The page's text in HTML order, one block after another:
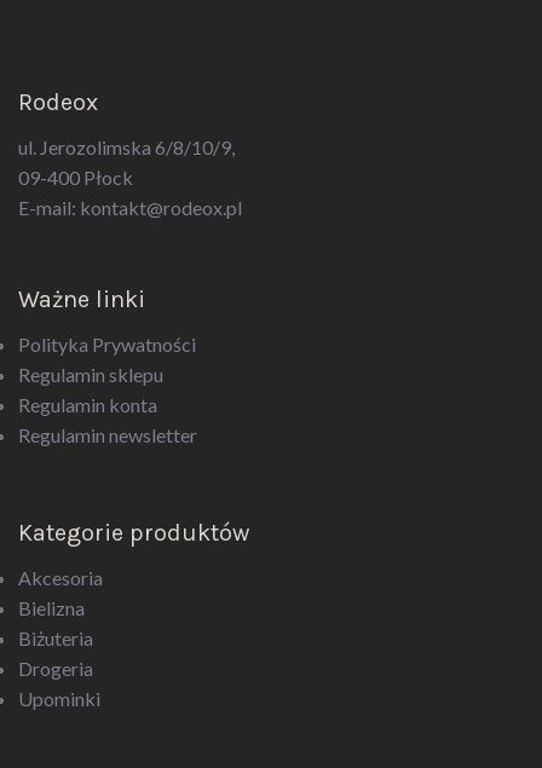
Rodeox
ul. Jerozolimska 6/8/10/9,
09-400 Płock
E-mail: kontakt@rodeox.pl
Ważne linki
Polityka Prywatności
Regulamin sklepu
Regulamin konta
Regulamin newsletter
Kategorie produktów
Akcesoria
Bielizna
Biżuteria
Drogeria
Upominki